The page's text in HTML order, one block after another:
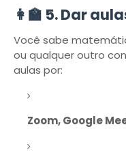
👩‍🏫 5. Dar
Você sabe
ou qualquer outro
aulas por:
Zoom, Google